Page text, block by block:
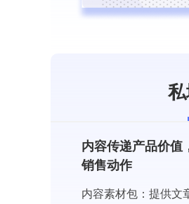
内容传递产品价值
销售动作
内容素材包：提供文